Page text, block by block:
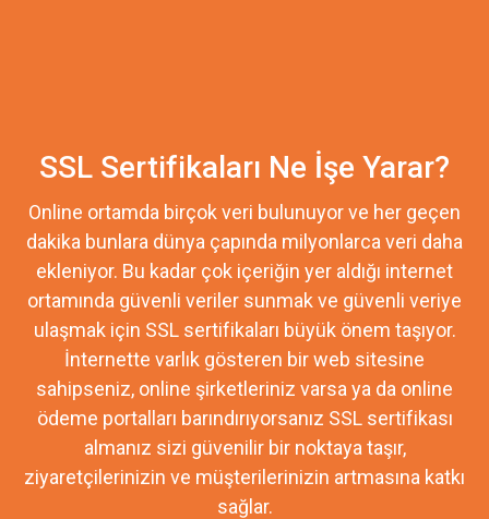
SSL Sertifikaları Ne İşe Yarar?
Online ortamda birçok veri bulunuyor ve her geçen
dakika bunlara dünya çapında milyonlarca veri daha
ekleniyor. Bu kadar çok içeriğin yer aldığı internet
ortamında güvenli veriler sunmak ve güvenli veriye
ulaşmak için SSL sertifikaları büyük önem taşıyor.
İnternette varlık gösteren bir web sitesine
sahipseniz, online şirketleriniz varsa ya da online
ödeme portalları barındırıyorsanız SSL sertifikası
almanız sizi güvenilir bir noktaya taşır,
ziyaretçilerinizin ve müşterilerinizin artmasına katkı
sağlar.